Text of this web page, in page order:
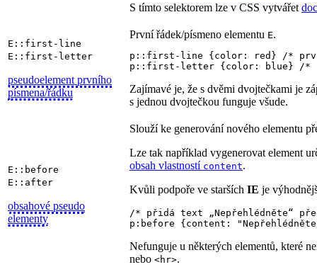
S tímto selektorem lze v CSS vytvářet
E::first-line
E::first-letter
pseudoelement prvního
písmena/řádku
První řádek/písmeno elementu E.
p::first-line {color: red} /*
p::first-letter {color: blue} /*
Zajímavé je, že s dvěmi dvojtečkami je
s jednou dvojtečkou funguje všude.
E::before
E::after
obsahové pseudo
elementy
Slouží ke generování nového elementu
Lze tak například vygenerovat element
obsah vlastností content.
Kvůli podpoře ve starších IE je
/* přidá text „Nepřehlédněte“
p:before {content:
Nefunguje u některých elementů, které
nebo <hr>.